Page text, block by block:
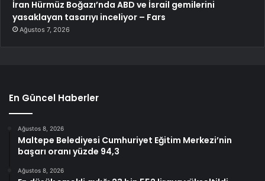
İran Hürmüz Boğazı’nda ABD ve İsrail gemilerini
yasaklayan tasarıyı inceliyor – Fars
Ağustos 7, 2026
En Güncel Haberler
Ağustos 8, 2026
Maltepe Belediyesi Cumhuriyet Eğitim Merkezi’nin
başarı oranı yüzde 94,3
Ağustos 8, 2026